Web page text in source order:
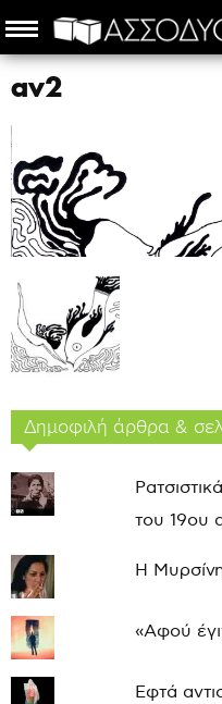
αν2
Δημοφιλή άρθρα &
του 19ου
Η
«Αφού
Εφτά